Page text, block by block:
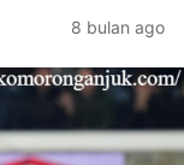
8 bulan ago